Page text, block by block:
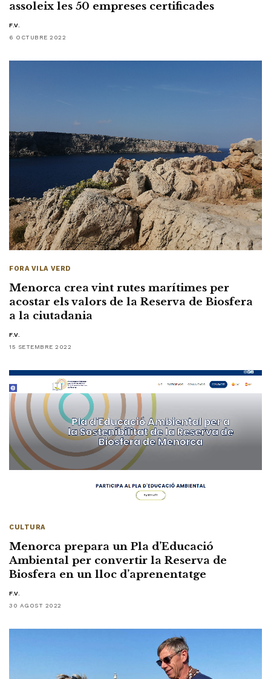
assoleix les 50 empreses certificades
F.V.
6 OCTUBRE 2022
FORA VILA VERD
Menorca crea vint rutes marítimes per
acostar els valors de la Reserva de Biosfera
a la ciutadania
F.V.
15 SETEMBRE 2022
CULTURA
Menorca prepara un Pla d’Educació
Ambiental per convertir la Reserva de
Biosfera en un lloc d’aprenentatge
F.V.
30 AGOST 2022